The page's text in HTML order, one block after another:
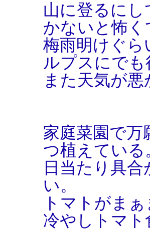
山に登るに
かないと怖
梅雨明けぐら
ルプスにで
また天気が
家庭菜園で
つ植えている
日当たり具
い。
トマトがま
冷やしトマ